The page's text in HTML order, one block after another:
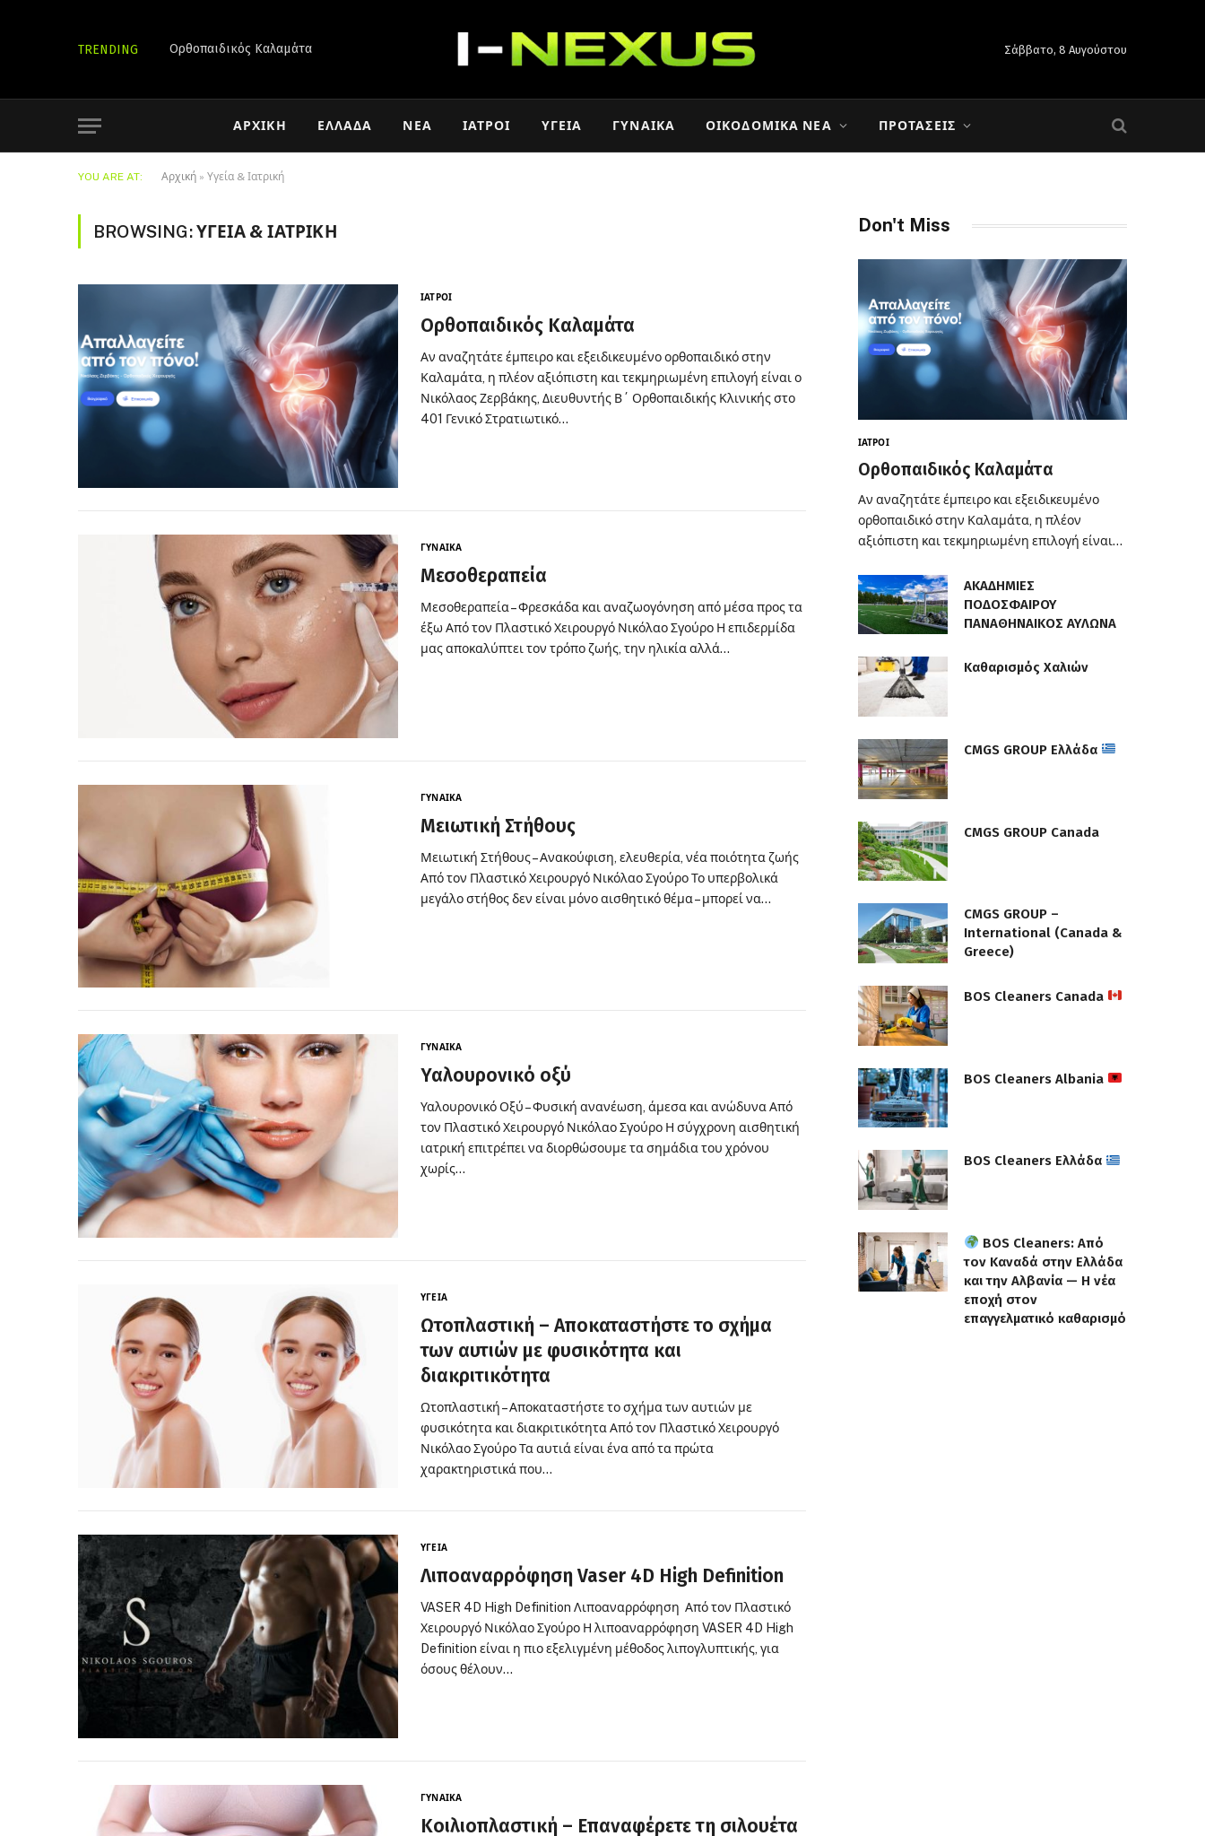
TRENDING Ορθοπαιδικός Καλαμάτα Σάββατο, 8 Αυγούστου
ΑΡΧΙΚΉ ΕΛΛΆΔΑ ΝΈΑ ΙΑΤΡΟΊ ΥΓΕΊΑ ΓΥΝΑΊΚΑ ΟΙΚΟΔΟΜΙΚΆ ΝΈΑ ΠΡΟΤΆΣΕΙΣ
YOU ARE AT: Αρχική » Υγεία & Ιατρική
BROWSING:ΥΓΕΊΑ & ΙΑΤΡΙΚΉ
ΙΑΤΡΟΊ
Ορθοπαιδικός Καλαμάτα
Αν αναζητάτε έμπειρο και εξειδικευμένο ορθοπαιδικό στην
Καλαμάτα, η πλέον αξιόπιστη και τεκμηριωμένη επιλογή είναι ο
Νικόλαος Ζερβάκης, Διευθυντής Β΄ Ορθοπαιδικής Κλινικής στο
401 Γενικό Στρατιωτικό…
ΓΥΝΑΊΚΑ
Μεσοθεραπεία
Μεσοθεραπεία – Φρεσκάδα και αναζωογόνηση από μέσα προς τα
έξω Από τον Πλαστικό Χειρουργό Νικόλαο Σγούρο Η επιδερμίδα
μας αποκαλύπτει τον τρόπο ζωής, την ηλικία αλλά…
ΓΥΝΑΊΚΑ
Μειωτική Στήθους
Μειωτική Στήθους – Ανακούφιση, ελευθερία, νέα ποιότητα ζωής
Από τον Πλαστικό Χειρουργό Νικόλαο Σγούρο Το υπερβολικά
μεγάλο στήθος δεν είναι μόνο αισθητικό θέμα – μπορεί να…
ΓΥΝΑΊΚΑ
Υαλουρονικό οξύ
Υαλουρονικό Οξύ – Φυσική ανανέωση, άμεσα και ανώδυνα Από
τον Πλαστικό Χειρουργό Νικόλαο Σγούρο Η σύγχρονη αισθητική
ιατρική επιτρέπει να διορθώσουμε τα σημάδια του χρόνου
χωρίς…
ΥΓΕΊΑ
Ωτοπλαστική – Αποκαταστήστε το σχήμα
των αυτιών με φυσικότητα και
διακριτικότητα
Ωτοπλαστική – Αποκαταστήστε το σχήμα των αυτιών με
φυσικότητα και διακριτικότητα Από τον Πλαστικό Χειρουργό
Νικόλαο Σγούρο Τα αυτιά είναι ένα από τα πρώτα
χαρακτηριστικά που…
ΥΓΕΊΑ
Λιποαναρρόφηση Vaser 4D High Definition
VASER 4D High Definition Λιποαναρρόφηση Από τον Πλαστικό
Χειρουργό Νικόλαο Σγούρο Η λιποαναρρόφηση VASER 4D High
Definition είναι η πιο εξελιγμένη μέθοδος λιπογλυπτικής, για
όσους θέλουν…
ΓΥΝΑΊΚΑ
Κοιλιοπλαστική – Επαναφέρετε τη σιλουέτα
Don't Miss
ΙΑΤΡΟΊ
Ορθοπαιδικός Καλαμάτα
Αν αναζητάτε έμπειρο και εξειδικευμένο
ορθοπαιδικό στην Καλαμάτα, η πλέον
αξιόπιστη και τεκμηριωμένη επιλογή είναι…
ΑΚΑΔΗΜΙΕΣ
ΠΟΔΟΣΦΑΙΡΟΥ
ΠΑΝΑΘΗΝΑΙΚΟΣ ΑΥΛΩΝΑ
Καθαρισμός Χαλιών
CMGS GROUP Ελλάδα
CMGS GROUP Canada
CMGS GROUP –
International (Canada &
Greece)
BOS Cleaners Canada
BOS Cleaners Albania
BOS Cleaners Ελλάδα
BOS Cleaners: Από
τον Καναδά στην Ελλάδα
και την Αλβανία — Η νέα
εποχή στον
επαγγελματικό καθαρισμό